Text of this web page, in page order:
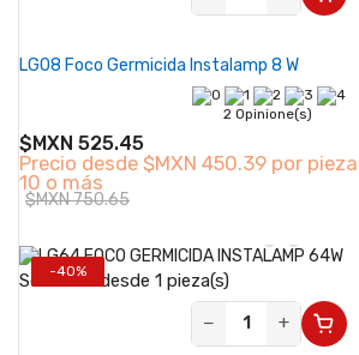
LG08 Foco Germicida Instalamp 8 W
2 Opinione(s)
$MXN 525.45
Precio desde $MXN 450.39 por
10 o más
$MXN 750.65
-40%
Se vende desde 1 pieza(s)
−
+